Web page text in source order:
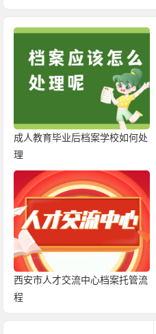
成人教育毕业后档案学校如何处
理
西安市人才交流中心档案托管流
程